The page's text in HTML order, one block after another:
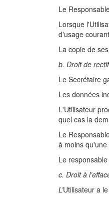
Le
Lorsque
d'usage
La copie de
b. Droit de
Le Secrétaire
Les données
L'Utilisateur
quel cas la
Le
à moins
Le
c. Droit à
L’Utilisateur a